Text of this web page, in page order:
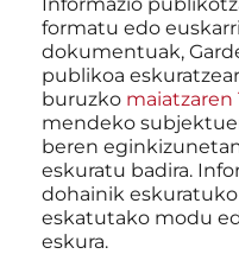
formatu edo
dokumentuak,
publikoa
buruzko maiatzaren
mendeko
beren
eskuratu badira.
dohainik eskuratuko
eskatutako modu
eskura.